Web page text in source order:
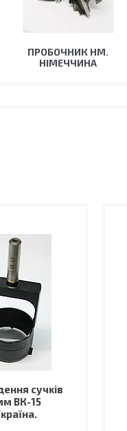
ПРОБОЧНИК HM.
НІМЕЧЧИНА
сучків
ВК-15